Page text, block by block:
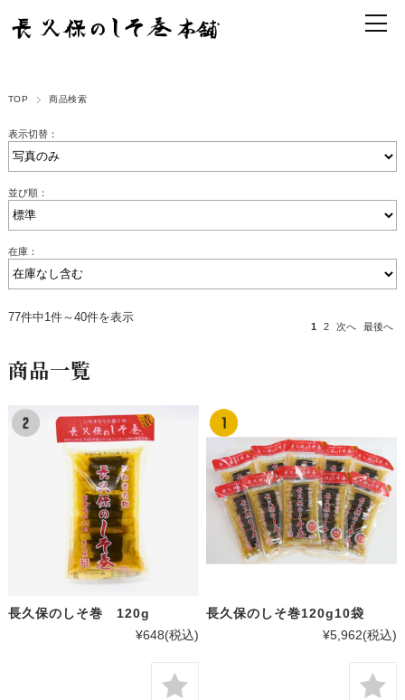
TOP 商品検索
表示切替：
並び順：
在庫：
77件中1件～40件を表示
1 2 次へ 最後へ
商品一覧
長久保のしそ巻 120g
¥648(税込)
長久保のしそ巻120g10袋
¥5,962(税込)